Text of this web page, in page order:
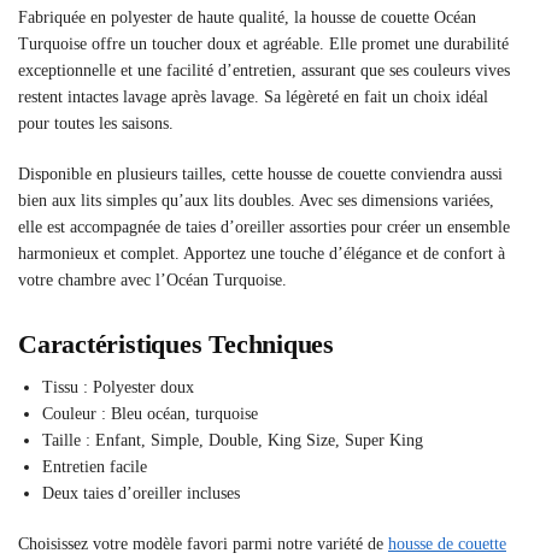
Fabriquée en polyester de haute qualité, la housse de couette Océan
Turquoise offre un toucher doux et agréable. Elle promet une durabilité
exceptionnelle et une facilité d’entretien, assurant que ses couleurs vives
restent intactes lavage après lavage. Sa légèreté en fait un choix idéal
pour toutes les saisons.
Disponible en plusieurs tailles, cette housse de couette conviendra aussi
bien aux lits simples qu’aux lits doubles. Avec ses dimensions variées,
elle est accompagnée de taies d’oreiller assorties pour créer un ensemble
harmonieux et complet. Apportez une touche d’élégance et de confort à
votre chambre avec l’Océan Turquoise.
Caractéristiques Techniques
Tissu : Polyester doux
Couleur : Bleu océan, turquoise
Taille : Enfant, Simple, Double, King Size, Super King
Entretien facile
Deux taies d’oreiller incluses
Choisissez votre modèle favori parmi notre variété de housse de couette